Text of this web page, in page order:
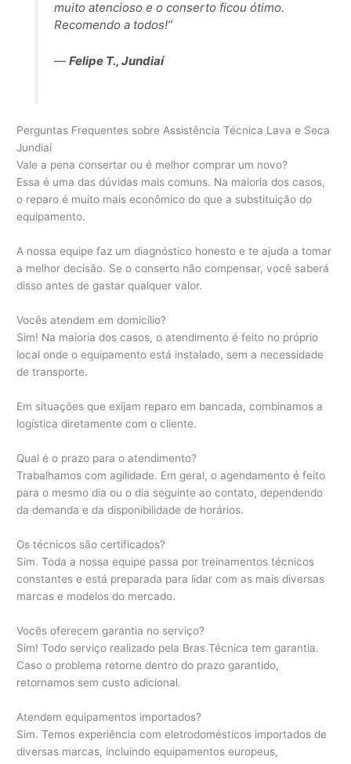
muito atencioso e o conserto ficou ótimo.
Recomendo a todos!”
— Felipe T., Jundiaí
Perguntas Frequentes sobre Assistência Técnica Lava e Seca
Jundiaí
Vale a pena consertar ou é melhor comprar um novo?
Essa é uma das dúvidas mais comuns. Na maioria dos casos,
o reparo é muito mais econômico do que a substituição do
equipamento.
A nossa equipe faz um diagnóstico honesto e te ajuda a tomar
a melhor decisão. Se o conserto não compensar, você saberá
disso antes de gastar qualquer valor.
Vocês atendem em domicílio?
Sim! Na maioria dos casos, o atendimento é feito no próprio
local onde o equipamento está instalado, sem a necessidade
de transporte.
Em situações que exijam reparo em bancada, combinamos a
logística diretamente com o cliente.
Qual é o prazo para o atendimento?
Trabalhamos com agilidade. Em geral, o agendamento é feito
para o mesmo dia ou o dia seguinte ao contato, dependendo
da demanda e da disponibilidade de horários.
Os técnicos são certificados?
Sim. Toda a nossa equipe passa por treinamentos técnicos
constantes e está preparada para lidar com as mais diversas
marcas e modelos do mercado.
Vocês oferecem garantia no serviço?
Sim! Todo serviço realizado pela Bras Técnica tem garantia.
Caso o problema retorne dentro do prazo garantido,
retornamos sem custo adicional.
Atendem equipamentos importados?
Sim. Temos experiência com eletrodomésticos importados de
diversas marcas, incluindo equipamentos europeus,